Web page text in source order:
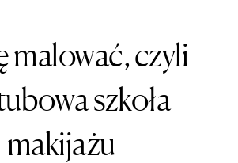
malować, czyli
szkoła
makijażu